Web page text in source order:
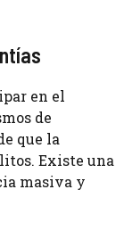
en el
de
que la
Existe una
masiva y